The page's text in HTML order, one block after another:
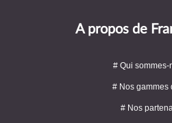
A propos de
# Qui sommes-
# Nos gammes
# Nos